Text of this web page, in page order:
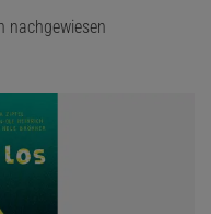
nachgewiesen